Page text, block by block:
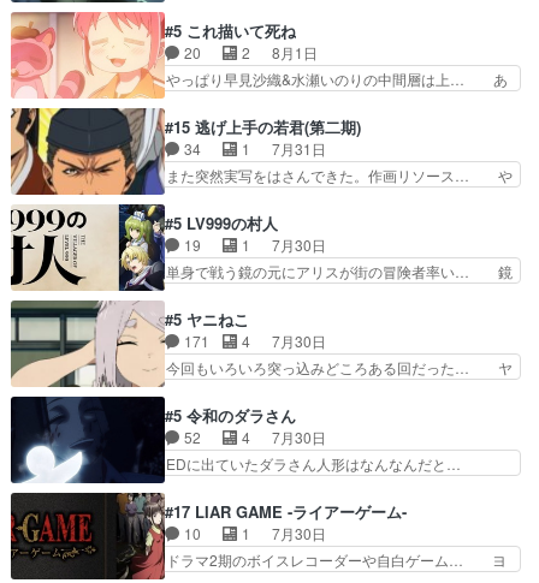
子舞勝負。鬼夜叉は猫の動き… 登場人物の我が強
い。新しい獅子舞に拘って… 第５話を
primevideoで視聴しまし…
も1日お疲れ様でした～───昨晩～今… 幼女に拾
われたお市ちゃんの恩返し。化け猫… 役にて出演
させていただきました。ジョアン… トイ・ストー
リーみたいな始まり。流石に除… 猫相手になんで
し良い話化け猫は油が好物… 今回はあかやし1体
のみで15分。金持ちの… 今更だけど霊が性行為
で祓えることは何とな…
#5 これ描いて死ね
20 2
8月1日
やっぱり早見沙織&水瀬いのりの中間層は上… あ
人物が増えてわいわいしたところが好き… 初コミ
ティアで２０冊刷りは妥当だよね。俺… 藤森さん
のママ向けの漫画で、また涙腺が⋯… 〜漫画に
「想い」をこめよう｣娘に漫画であ… 何回この作
てコミティアっていいなあ。同… コミティア参加
のしおりを徹夜で作る先生(… お母さん、娘にあ
んな漫画描かれたら泣いち…
#15 逃げ上手の若君(第二期)
34 1
7月31日
また突然実写をはさんできた。作画リソース… や
歳まで童貞だと魔法使いになれるという… こっち
の諏訪の三大将もまたクセが強いw色… 頼重が完
全にブレーンだよね毎回敵キャラが… 弧次郎「欲
を我慢して強くなれるなら大飯食… 変化球な演出
ていただきました！最終的に… この高らかなDT
宣言、合田一人に通じるも… この作品は近年稀に
見るおっさんキャラの充…
#5 LV999の村人
19 1
7月30日
単身で戦う鏡の元にアリスが街の冒険者率い… 鏡
なががんばってくれたアリスの父ちゃん… 成長限
界が999である村人と定めた上位存… 大規模バト
ルシーンなのに会話してばっかり… やっぱり勇者
より強かったか笑統率力LV9… 普通の人間の親子
組みか‥Lv200帯の… そのために役割を超越する
者の出現させるた… アリスのお陰で他の勇者達も
共闘してくれ魔…
#5 ヤニねこ
171 4
7月30日
今回もいろいろ突っ込みどころある回だった… ヤ
ちゃんの恋愛話をしたり、タバコを生産… ここう
っすら思ったことズバリ言ってくれて… おかし
い、さわやかだ 世話好きの陰に支配… ヤクねこ
のクワガタ取りの話見て切なくなっ… 普段は選別
れww唐突な作画力の正… なんか今日はかなり一
瞬で終わっちまったっ… 先週と比べてまだまとも
に見えた。4話は過…
#5 令和のダラさん
52 4
7月30日
EDに出ていたダラさん人形はなんなんだと…
惨な過去がきっちり現代に継承されている… ダラ
さんと姉弟の母との出会いの話やはりダ… ダラさ
んの過去話も佳境…げに恐ろしいは人… 第５話感
想：２人の過剰な貢ぎ物?の礼とし… 第５話感
#17 LIAR GAME -ライアーゲーム-
10 1
7月30日
ドラマ2期のボイスレコーダーや自白ゲーム… ヨ